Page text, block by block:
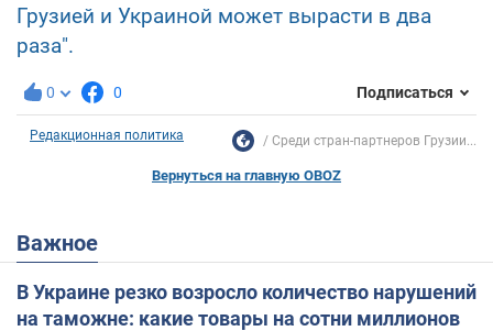
Грузией и Украиной может вырасти в два
раза".
0 0 Подписаться
Редакционная политика Среди стран-партнеров Грузии...
Вернуться на главную OBOZ
Важное
В Украине резко возросло количество нарушений
на таможне: какие товары на сотни миллионов